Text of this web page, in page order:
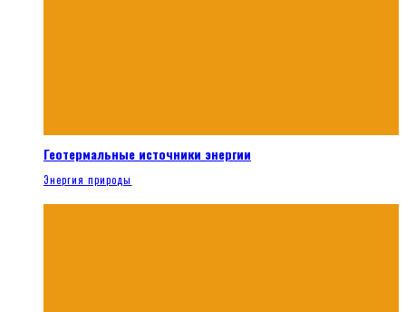
Геотермальные источники энергии
Энергия природы